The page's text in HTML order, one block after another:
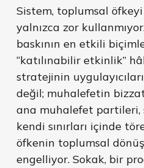
Sistem, toplumsal
yalnızca zor
baskının en etkili
“katılınabilir etkinlik”
stratejinin
değil; muhalefetin
ana muhalefet partileri,
kendi sınırları içinde
öfkenin toplumsal
engelliyor. Sokak, bir